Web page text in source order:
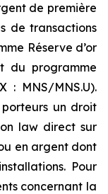
de première
de transactions
Réserve d’or
du programme
: MNS/MNS.U).
un droit
law direct sur
en argent dont
Pour
concernant la